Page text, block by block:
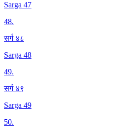
Sarga 47
48.
सर्ग ४८
Sarga 48
49.
सर्ग ४९
Sarga 49
50.